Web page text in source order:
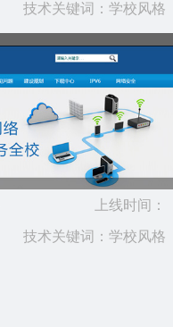
2018.01
技术关键词：学校风格
上线时间：
2018.01
技术关键词：学校风格